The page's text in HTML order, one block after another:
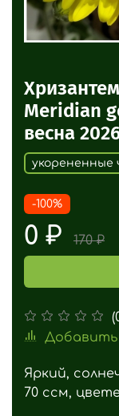
Meridian
весна
Добавить
укорененные
-100%
0 ₽ 170 ₽
Яркий,
70 ссм,